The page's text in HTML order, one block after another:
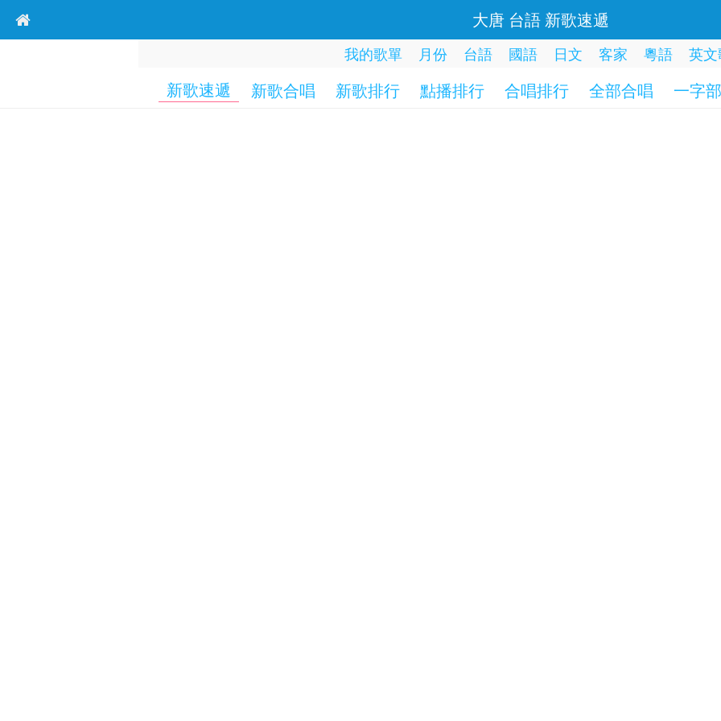
大唐 台語 新歌速遞
我的歌單 月份 台語 國語 日文 客家 粵語 英文
新歌速遞 新歌合唱 新歌排行 點播排行 合唱排行 全部合唱 一字部